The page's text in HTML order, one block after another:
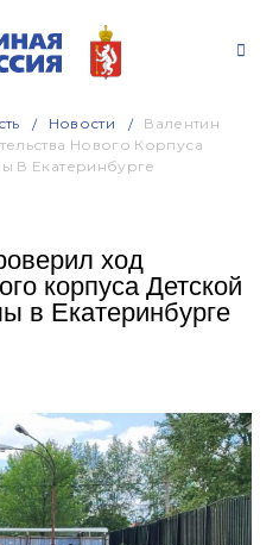
Новости
Валентин
Нового Корпуса
В Екатеринбурге
ход
корпуса Детской
в Екатеринбурге